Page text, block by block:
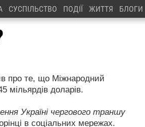
СУСПІЛЬСТВО ПОДІЇ ЖИТТЯ БЛОГИ
про те, що Міжнародний
мільярдів доларів.
Україні чергового траншу
в соціальних мережах.